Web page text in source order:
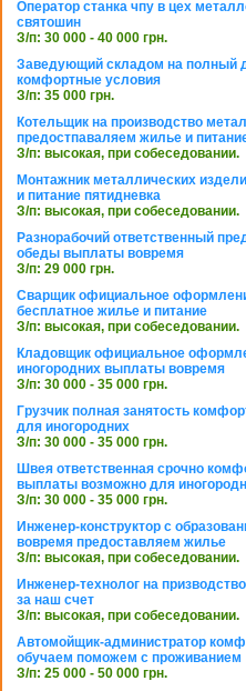
Оператор станка чпу в цех
святошин
З/п: 30 000 - 40 000 грн.
Заведующий складом на полный
комфортные условия
З/п: 35 000 грн.
Котельщик на производство
предостпаваляем жилье и
З/п: высокая, при собеседовании.
Монтажник металлических
и питание пятидневка
З/п: высокая, при собеседовании.
Разнорабочий ответственный
обеды выплаты вовремя
З/п: 29 000 грн.
Сварщик официальное
бесплатное жилье и питание
З/п: высокая, при собеседовании.
Кладовщик официальное
иногородних выплаты вовремя
З/п: 30 000 - 35 000 грн.
Грузчик полная занятость
для иногородних
З/п: 30 000 - 35 000 грн.
Швея ответственная срочно
выплаты возможно для
З/п: 30 000 - 35 000 грн.
Инженер-конструктор с
вовремя предоставляем жилье
З/п: высокая, при собеседовании.
Инженер-технолог на
за наш счет
З/п: высокая, при собеседовании.
Автомойщик-администратор
обучаем поможем с проживанием
З/п: 25 000 - 50 000 грн.